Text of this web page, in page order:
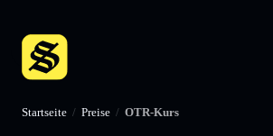
Startseite / Preise / OTR-Kurs